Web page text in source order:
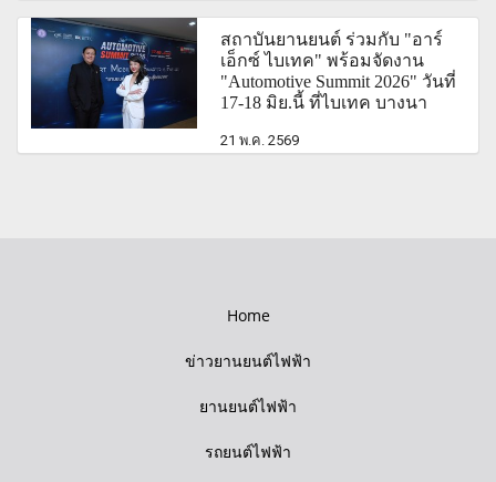
สถาบันยานยนต์ ร่วมกับ "อาร์
เอ็กซ์ ไบเทค" พร้อมจัดงาน
"Automotive Summit 2026" วันที่
17-18 มิย.นี้ ที่ไบเทค บางนา
21 พ.ค. 2569
Home
ข่าวยานยนต์ไฟฟ้า
ยานยนต์ไฟฟ้า
รถยนต์ไฟฟ้า